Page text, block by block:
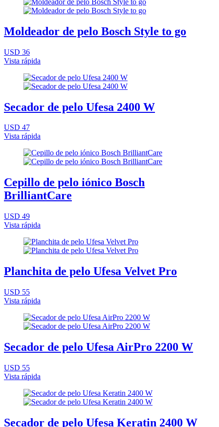
Moldeador de pelo Bosch Style to go
USD 36
Vista rápida
Secador de pelo Ufesa 2400 W
USD 47
Vista rápida
Cepillo de pelo iónico Bosch
BrilliantCare
USD 49
Vista rápida
Planchita de pelo Ufesa Velvet Pro
USD 55
Vista rápida
Secador de pelo Ufesa AirPro 2200 W
USD 55
Vista rápida
Secador de pelo Ufesa Keratin 2400 W